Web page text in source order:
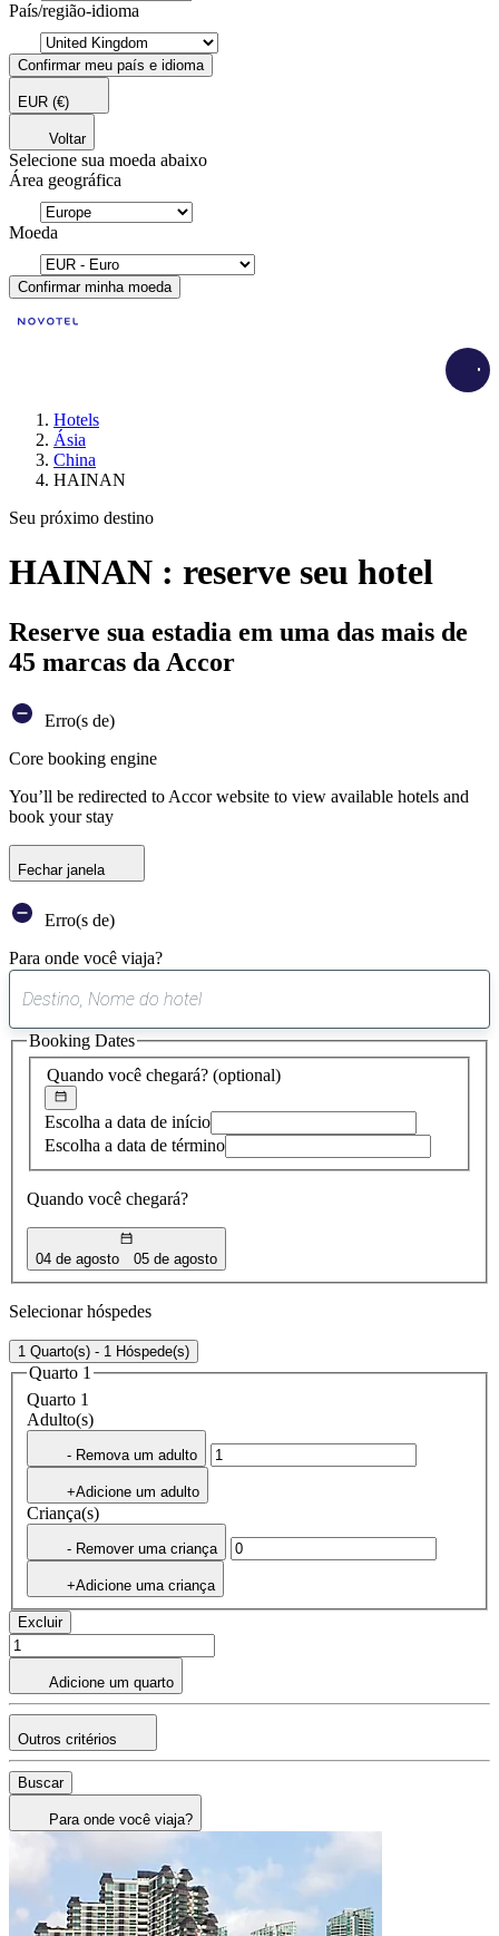
País/região-idioma
Confirmar meu país e idioma
EUR (€)
Voltar
Selecione sua moeda abaixo
Área geográfica
Moeda
Confirmar minha moeda
Hotels
Ásia
China
HAINAN
Seu próximo destino
HAINAN : reserve seu hotel
Reserve sua estadia em uma das mais de
45 marcas da Accor
Erro(s de)
Core booking engine
You’ll be redirected to Accor website to view available hotels and
book your stay
Fechar janela
Erro(s de)
Para onde você viaja?
sugestão
encontrada
Quando você chegará? (optional)
Escolha a data de início
Escolha a data de término
Quando você chegará?
04 de agosto 05 de agosto
Booking Dates
Selecionar hóspedes
1 Quarto(s) - 1 Hóspede(s)
Quarto 1
Quarto 1
Adulto(s)
- Remova um adulto
+Adicione um adulto
Criança(s)
- Remover uma criança
+Adicione uma criança
Excluir
Adicione um quarto
Outros critérios
Buscar
Para onde você viaja?